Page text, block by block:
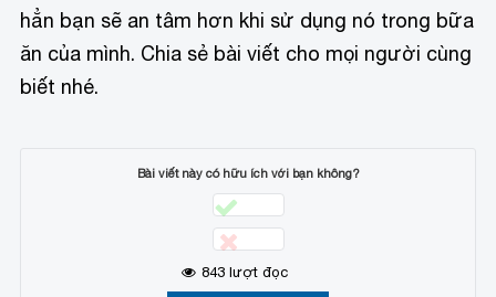
hẳn bạn sẽ an tâm hơn khi sử dụng nó trong bữa
ăn của mình. Chia sẻ bài viết cho mọi người cùng
biết nhé.
Bài viết này có hữu ích với bạn không?
843lượt đọc